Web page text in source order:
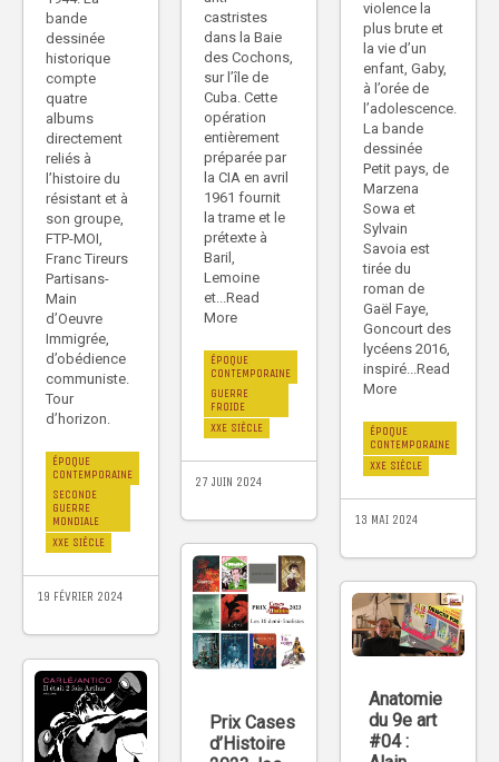
castristes
dans la Baie
des Cochons,
sur l’île de
Cuba. Cette
opération
entièrement
préparée par
la CIA en avril
1961 fournit
la trame et le
prétexte à
Baril,
Lemoine
et...Read
More
ÉPOQUE
CONTEMPORAINE
GUERRE
FROIDE
XXE SIÈCLE
27 JUIN 2024
violence la
plus brute et
la vie d’un
enfant, Gaby,
à l’orée de
l’adolescence.
La bande
dessinée
Petit pays, de
Marzena
Sowa et
Sylvain
Savoia est
tirée du
roman de
Gaël Faye,
Goncourt des
lycéens 2016,
inspiré...Read
More
ÉPOQUE
CONTEMPORAINE
XXE SIÈCLE
13 MAI 2024
bande
dessinée
historique
compte
quatre
albums
directement
reliés à
l’histoire du
résistant et à
son groupe,
FTP-MOI,
Franc Tireurs
Partisans-
Main
d’Oeuvre
Immigrée,
d’obédience
communiste.
Tour
d’horizon.
ÉPOQUE
CONTEMPORAINE
SECONDE
GUERRE
MONDIALE
XXE SIÈCLE
19 FÉVRIER 2024
Prix Cases
d’Histoire
Anatomie
du 9e art
#04 :